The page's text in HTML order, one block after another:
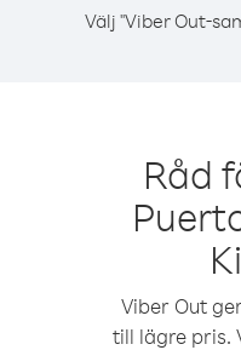
Välj "Viber Out-
Råd
Viber Out
till lägre pris.